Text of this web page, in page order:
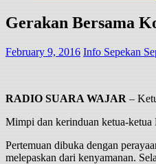
Gerakan Bersama
February 9, 2016 Info Sepekan
RADIO SUARA WAJAR –
Mimpi dan kerinduan ketua-
Pertemuan dibuka dengan
melepaskan dari kenyamanan.